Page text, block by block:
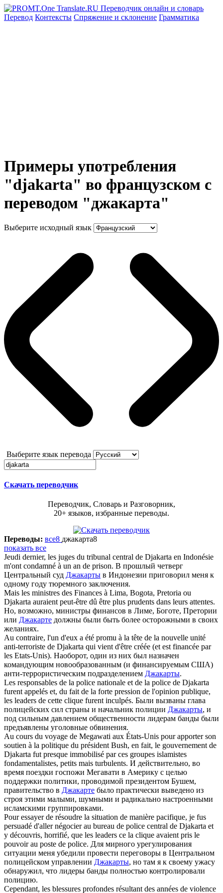
Перевод Контексты Спряжение и склонение Грамматика
Примеры употребления
"djakarta" во французском с
переводом "джакарта"
Выберите исходный язык
Выберите язык перевода
Скачать переводчик
Переводчик, Словарь и Разговорник,
20+ языков, избранные переводы.
Переводы: все8 джакарта8
показать все
Jeudi dernier, les juges du tribunal central de Djakarta en Indonésie
m'ont condamné à un an de prison. В прошлый четверг
Центральный суд Джакарты в Индонезии приговорил меня к
одному году тюремного заключения.
Mais les ministres des Finances à Lima, Bogota, Pretoria ou
Djakarta auraient peut-être dû être plus prudents dans leurs attentes.
Но, возможно, министры финансов в Лиме, Боготе, Претории
или Джакарте должны были быть более осторожными в своих
желаниях.
Au contraire, l'un d'eux a été promu à la tête de la nouvelle unité
anti-terroriste de Djakarta qui vient d'être créée (et est financée par
les Etats-Unis). Наоборот, один из них был назначен
командующим новообразованным (и финансируемым США)
анти-террористическим подразделением Джакарты.
Les responsables de la police nationale et de la police de Djakarta
furent appelés et, du fait de la forte pression de l'opinion publique,
les leaders de cette clique furent inculpés. Были вызваны глава
полицейских сил страны и начальник полиции Джакарты, и
под сильным давлением общественности лидерам банды были
предъявлены уголовные обвинения.
Au cours du voyage de Megawati aux États-Unis pour apporter son
soutien à la politique du président Bush, en fait, le gouvernement de
Djakarta fut presque immobilisé par ces groupes islamistes
fondamentalistes, petits mais turbulents. И действительно, во
время поездки госпожи Мегавати в Америку с целью
поддержки политики, проводимой президентом Бушем,
правительство в Джакарте было практически выведено из
строя этими малыми, шумными и радикально настроенными
исламскими группировками.
Pour essayer de résoudre la situation de manière pacifique, je fus
persuadé d'aller négocier au bureau de police central de Djakarta et
y découvris, horrifié, que les leaders ce la clique avaient pris le
pouvoir au poste de police. Для мирного урегулирования
ситуации меня убедили провести переговоры в Центральном
полицейском управлении Джакарты, но там я к своему ужасу
обнаружил, что лидеры банды полностью контролировали
полицию.
Cependant, les blessures profondes résultant des années de violence